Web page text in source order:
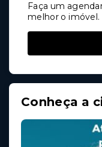
Faça um
melhor o imóvel.
Conheça a